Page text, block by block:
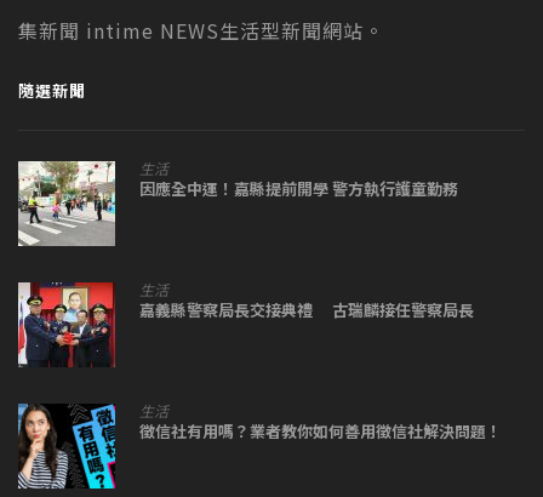
集新聞 intime NEWS生活型新聞網站。
隨選新聞
生活
因應全中運！嘉縣提前開學 警方執行護童勤務
生活
嘉義縣警察局長交接典禮 古瑞麟接任警察局長
生活
徵信社有用嗎？業者教你如何善用徵信社解決問題！